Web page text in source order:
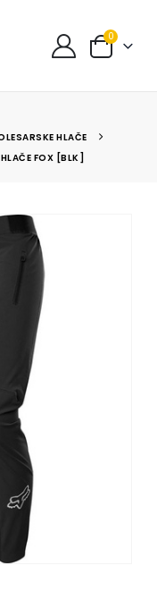
0
HLAČE
FOX [BLK]